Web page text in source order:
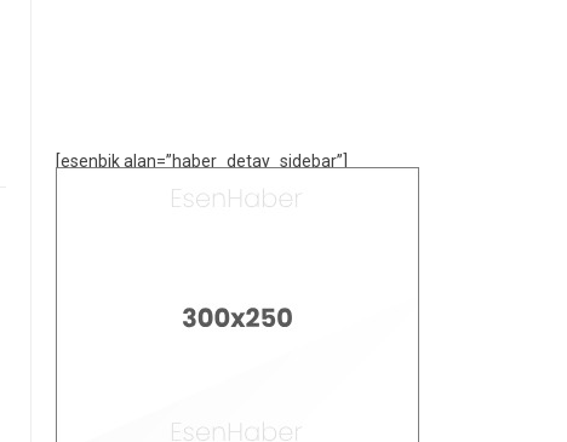
[esenbik alan=”haber_detay_sidebar”]